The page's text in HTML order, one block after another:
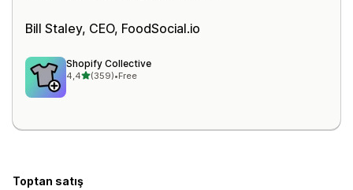
Bill Staley, CEO, FoodSocial.io
Shopify Collective
4,45 yıldız üzerinden
(359)
toplam 359 değerlendirme
•Free
Toptan satış